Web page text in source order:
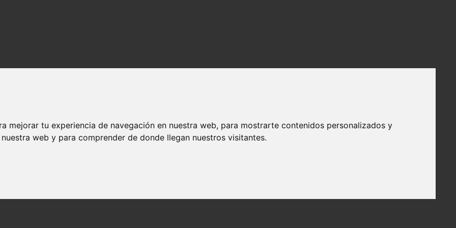
mejorar tu experiencia de navegación en nuestra web, para mostrarte contenidos personalizados y
web y para comprender de donde llegan nuestros visitantes.